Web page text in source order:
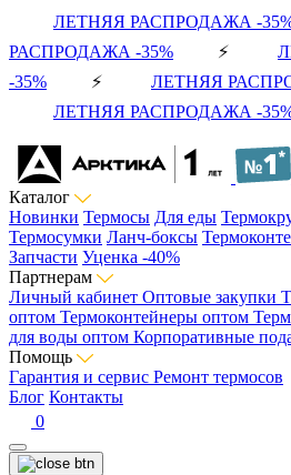
ЛЕТНЯЯ РАСПРОДАЖА -
РАСПРОДАЖА -35% ⚡
-35% ⚡ ЛЕТНЯЯ
ЛЕТНЯЯ РАСПРОДАЖА -
Каталог
Новинки Термосы Для еды
Термосумки Ланч-боксы
Запчасти Уценка -40%
Партнерам
Личный кабинет Оптовые закупки
оптом Термоконтейнеры оптом
для воды оптом Корпоративные
Помощь
Гарантия и сервис Ремонт термосов
Блог Контакты
0